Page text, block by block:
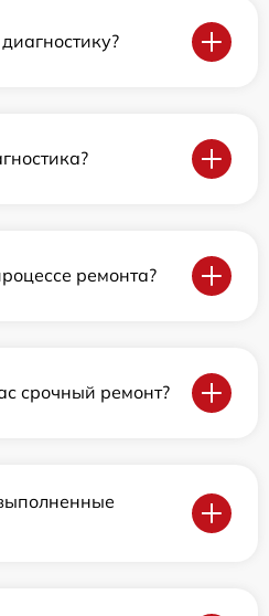
ремонта?
срочный ремонт?